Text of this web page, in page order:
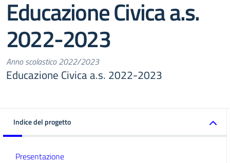
Educazione Civica a.s.
2022-2023
Anno scolastico 2022/2023
Educazione Civica a.s. 2022-2023
Indice del progetto
Presentazione